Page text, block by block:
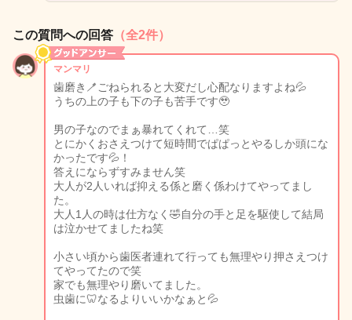
この質問への回答 （全2件）
マンマリ
歯磨き🪥ごねられると大変だし心配なりますよね💦
うちの上の子も下の子も苦手です🥹
男の子なのでまぁ暴れてくれて…笑
とにかくおさえつけて短時間でぱぱっとやるしか頭にな
かったです💦！
答えにならずすみません笑
大人が2人いれば抑える係と磨く係わけてやってまし
た。
大人1人の時は仕方なく🤣自分の手と足を駆使して結局
は泣かせてましたね笑
小さい頃から歯医者連れて行っても無理やり押さえつけ
てやってたので笑
家でも無理やり磨いてました。
虫歯に🦷なるよりいいかなぁと💦